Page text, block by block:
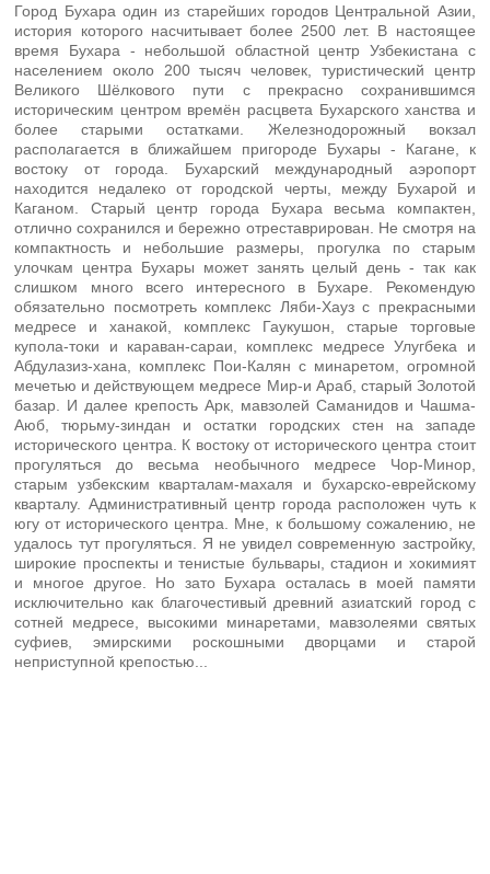
Город Бухара один из старейших городов Центральной Азии,
история которого насчитывает более 2500 лет. В настоящее
время Бухара - небольшой областной центр Узбекистана с
населением около 200 тысяч человек, туристический центр
Великого Шёлкового пути с прекрасно сохранившимся
историческим центром времён расцвета Бухарского ханства и
более старыми остатками. Железнодорожный вокзал
располагается в ближайшем пригороде Бухары - Кагане, к
востоку от города. Бухарский международный аэропорт
находится недалеко от городской черты, между Бухарой и
Каганом. Старый центр города Бухара весьма компактен,
отлично сохранился и бережно отреставрирован. Не смотря на
компактность и небольшие размеры, прогулка по старым
улочкам центра Бухары может занять целый день - так как
слишком много всего интересного в Бухаре. Рекомендую
обязательно посмотреть комплекс Ляби-Хауз с прекрасными
медресе и ханакой, комплекс Гаукушон, старые торговые
купола-токи и караван-сараи, комплекс медресе Улугбека и
Абдулазиз-хана, комплекс Пои-Калян с минаретом, огромной
мечетью и действующем медресе Мир-и Араб, старый Золотой
базар. И далее крепость Арк, мавзолей Саманидов и Чашма-
Аюб, тюрьму-зиндан и остатки городских стен на западе
исторического центра. К востоку от исторического центра стоит
прогуляться до весьма необычного медресе Чор-Минор,
старым узбекским кварталам-махаля и бухарско-еврейскому
кварталу. Административный центр города расположен чуть к
югу от исторического центра. Мне, к большому сожалению, не
удалось тут прогуляться. Я не увидел современную застройку,
широкие проспекты и тенистые бульвары, стадион и хокимият
и многое другое. Но зато Бухара осталась в моей памяти
исключительно как благочестивый древний азиатский город с
сотней медресе, высокими минаретами, мавзолеями святых
суфиев, эмирскими роскошными дворцами и старой
неприступной крепостью...